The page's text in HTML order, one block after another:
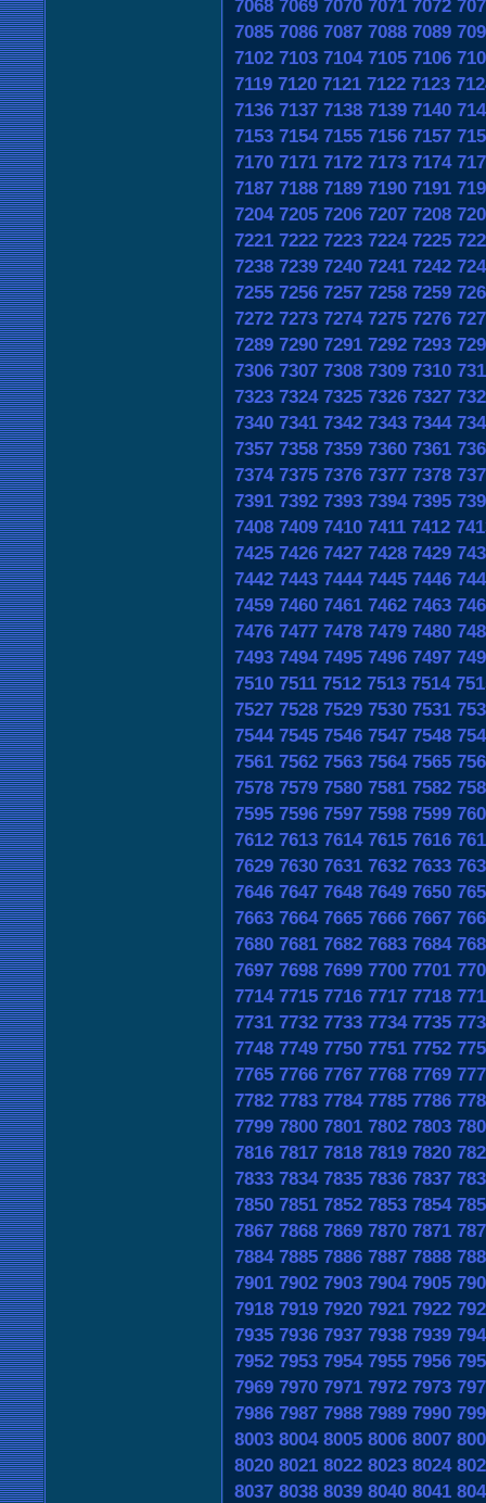
7068 7069 7070 7071 7072
7085 7086 7087 7088 7089
7102 7103 7104 7105 7106
7119 7120 7121 7122 7123
7136 7137 7138 7139 7140
7153 7154 7155 7156 7157
7170 7171 7172 7173 7174
7187 7188 7189 7190 7191
7204 7205 7206 7207 7208
7221 7222 7223 7224 7225
7238 7239 7240 7241 7242
7255 7256 7257 7258 7259
7272 7273 7274 7275 7276
7289 7290 7291 7292 7293
7306 7307 7308 7309 7310
7323 7324 7325 7326 7327
7340 7341 7342 7343 7344
7357 7358 7359 7360 7361
7374 7375 7376 7377 7378
7391 7392 7393 7394 7395
7408 7409 7410 7411 7412
7425 7426 7427 7428 7429
7442 7443 7444 7445 7446
7459 7460 7461 7462 7463
7476 7477 7478 7479 7480
7493 7494 7495 7496 7497
7510 7511 7512 7513 7514
7527 7528 7529 7530 7531
7544 7545 7546 7547 7548
7561 7562 7563 7564 7565
7578 7579 7580 7581 7582
7595 7596 7597 7598 7599
7612 7613 7614 7615 7616
7629 7630 7631 7632 7633
7646 7647 7648 7649 7650
7663 7664 7665 7666 7667
7680 7681 7682 7683 7684
7697 7698 7699 7700 7701
7714 7715 7716 7717 7718
7731 7732 7733 7734 7735
7748 7749 7750 7751 7752
7765 7766 7767 7768 7769
7782 7783 7784 7785 7786
7799 7800 7801 7802 7803
7816 7817 7818 7819 7820
7833 7834 7835 7836 7837
7850 7851 7852 7853 7854
7867 7868 7869 7870 7871
7884 7885 7886 7887 7888
7901 7902 7903 7904 7905
7918 7919 7920 7921 7922
7935 7936 7937 7938 7939
7952 7953 7954 7955 7956
7969 7970 7971 7972 7973
7986 7987 7988 7989 7990
8003 8004 8005 8006 8007
8020 8021 8022 8023 8024
8037 8038 8039 8040 8041